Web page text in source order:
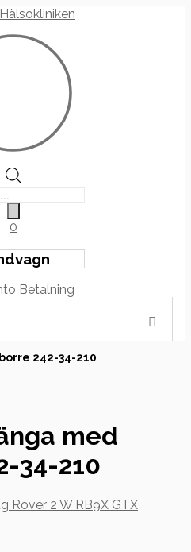
0
Betalning
242-34-210
med
34-210
Rover 2 W RB9X GTX